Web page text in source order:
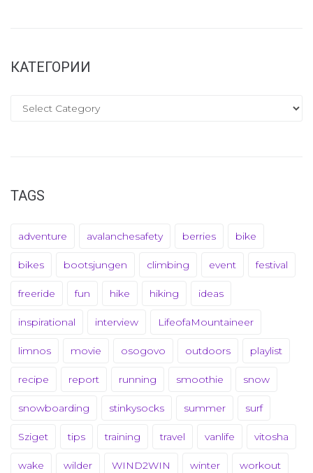
КАТЕГОРИИ
TAGS
adventure avalanchesafety berries bike
bikes bootsjungen climbing event festival
freeride fun hike hiking ideas
inspirational interview LifeofaMountaineer
limnos movie osogovo outdoors playlist
recipe report running smoothie snow
snowboarding stinkysocks summer surf
Sziget tips training travel vanlife vitosha
wake wilder WIND2WIN winter workout